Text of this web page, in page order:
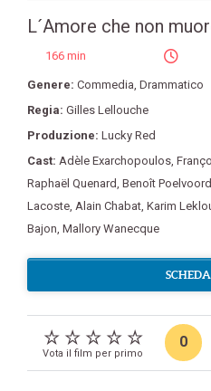
L´Amore che non
166 min
Genere: Commedia, Drammatico
Regia: Gilles Lellouche
Produzione: Lucky Red
Cast: Adèle Exarchopoulos,
Raphaël Quenard, Benoît
Lacoste, Alain Chabat, Karim
Bajon, Mallory Wanecque
Vota il film per primo
0